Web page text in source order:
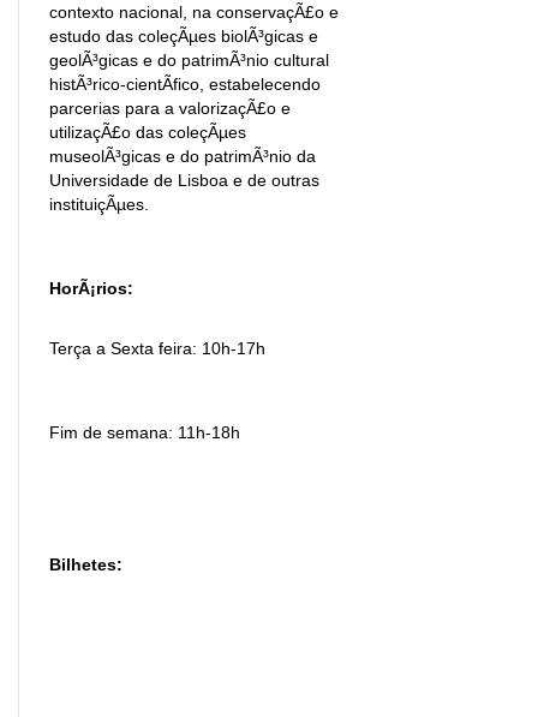
contexto nacional, na conservaçÃ£o e
estudo das coleçÃµes biolÃ³gicas e
geolÃ³gicas e do patrimÃ³nio cultural
histÃ³rico-cientÃ­fico, estabelecendo
parcerias para a valorizaçÃ£o e
utilizaçÃ£o das coleçÃµes
museolÃ³gicas e do patrimÃ³nio da
Universidade de Lisboa e de outras
instituiçÃµes.
HorÃ¡rios:
Terça a Sexta feira: 10h-17h
Fim de semana: 11h-18h
Bilhetes: